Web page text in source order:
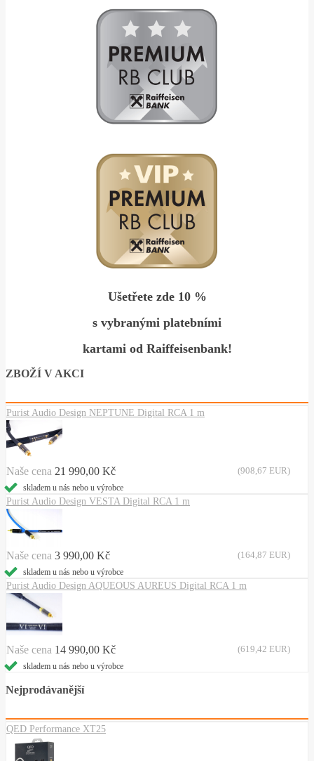
Ušetřete zde 10 %
s vybranými platebními
kartami od Raiffeisenbank!
ZBOŽÍ V AKCI
Purist Audio Design NEPTUNE Digital RCA 1 m
Naše cena 21 990,00 Kč (908,67 EUR)
skladem u nás nebo u výrobce
Purist Audio Design VESTA Digital RCA 1 m
Naše cena 3 990,00 Kč (164,87 EUR)
skladem u nás nebo u výrobce
Purist Audio Design AQUEOUS AUREUS Digital RCA 1 m
Naše cena 14 990,00 Kč (619,42 EUR)
skladem u nás nebo u výrobce
Nejprodávanější
QED Performance XT25